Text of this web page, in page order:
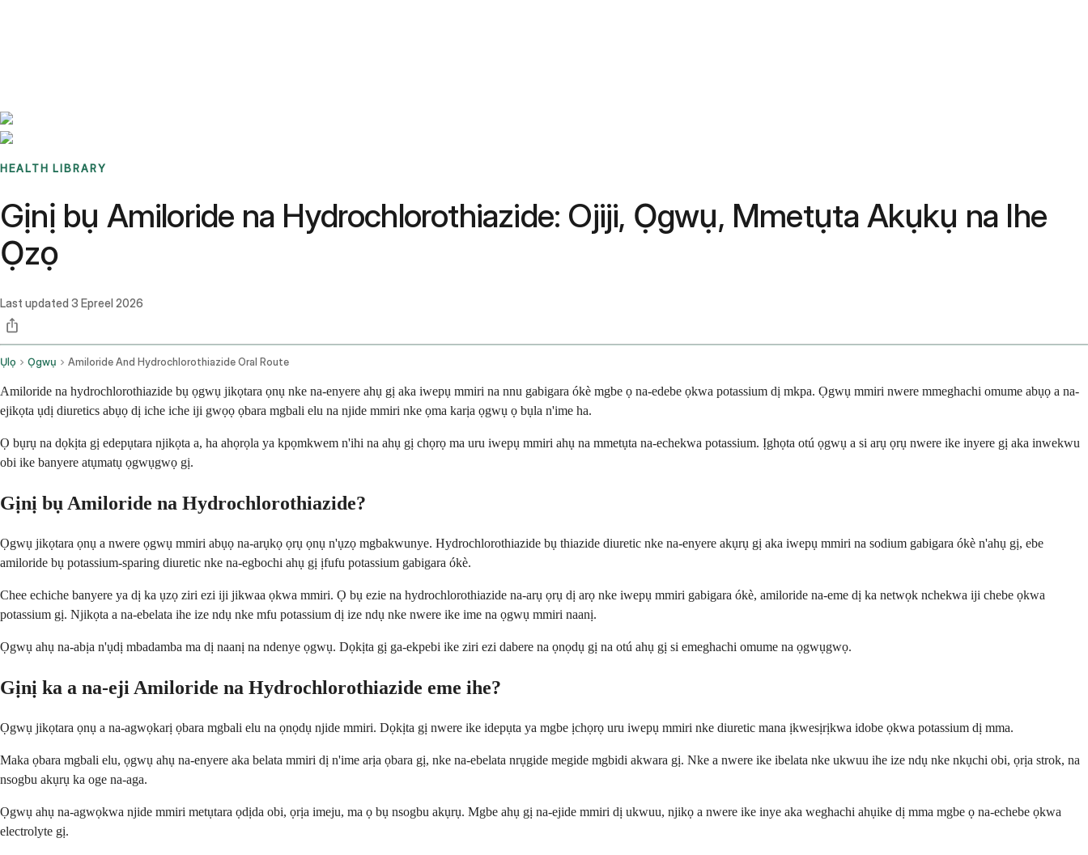
HEALTH LIBRARY
Gịnị bụ Amiloride na Hydrochlorothiazide: Ojiji, Ọgwụ, Mmetụta Akụkụ na Ihe
Ọzọ
Last updated 3 Epreel 2026
Ụlọ Ọgwụ Amiloride And Hydrochlorothiazide Oral Route
Amiloride na hydrochlorothiazide bụ ọgwụ jikọtara ọnụ nke na-enyere ahụ gị aka iwepụ mmiri na nnu gabigara ókè mgbe ọ na-edebe ọkwa potassium dị mkpa. Ọgwụ mmiri nwere mmeghachi omume abụọ a na-
ejikọta ụdị diuretics abụọ dị iche iche iji gwọọ ọbara mgbali elu na njide mmiri nke ọma karịa ọgwụ ọ bụla n'ime ha.
Ọ bụrụ na dọkịta gị edepụtara njikọta a, ha ahọrọla ya kpọmkwem n'ihi na ahụ gị chọrọ ma uru iwepụ mmiri ahụ na mmetụta na-echekwa potassium. Ịghọta otú ọgwụ a si arụ ọrụ nwere ike inyere gị aka inwekwu
obi ike banyere atụmatụ ọgwụgwọ gị.
Gịnị bụ Amiloride na Hydrochlorothiazide?
Ọgwụ jikọtara ọnụ a nwere ọgwụ mmiri abụọ na-arụkọ ọrụ ọnụ n'ụzọ mgbakwunye. Hydrochlorothiazide bụ thiazide diuretic nke na-enyere akụrụ gị aka iwepụ mmiri na sodium gabigara ókè n'ahụ gị, ebe
amiloride bụ potassium-sparing diuretic nke na-egbochi ahụ gị ịfufu potassium gabigara ókè.
Chee echiche banyere ya dị ka ụzọ ziri ezi iji jikwaa ọkwa mmiri. Ọ bụ ezie na hydrochlorothiazide na-arụ ọrụ dị arọ nke iwepụ mmiri gabigara ókè, amiloride na-eme dị ka netwọk nchekwa iji chebe ọkwa
potassium gị. Njikọta a na-ebelata ihe ize ndụ nke mfu potassium dị ize ndụ nke nwere ike ime na ọgwụ mmiri naanị.
Ọgwụ ahụ na-abịa n'ụdị mbadamba ma dị naanị na ndenye ọgwụ. Dọkịta gị ga-ekpebi ike ziri ezi dabere na ọnọdụ gị na otú ahụ gị si emeghachi omume na ọgwụgwọ.
Gịnị ka a na-eji Amiloride na Hydrochlorothiazide eme ihe?
Ọgwụ jikọtara ọnụ a na-agwọkarị ọbara mgbali elu na ọnọdụ njide mmiri. Dọkịta gị nwere ike idepụta ya mgbe ịchọrọ uru iwepụ mmiri nke diuretic mana ịkwesịrịkwa idobe ọkwa potassium dị mma.
Maka ọbara mgbali elu, ọgwụ ahụ na-enyere aka belata mmiri dị n'ime arịa ọbara gị, nke na-ebelata nrụgide megide mgbidi akwara gị. Nke a nwere ike ibelata nke ukwuu ihe ize ndụ nke nkụchi obi, ọrịa strok, na
nsogbu akụrụ ka oge na-aga.
Ọgwụ ahụ na-agwọkwa njide mmiri metụtara ọdịda obi, ọrịa imeju, ma ọ bụ nsogbu akụrụ. Mgbe ahụ gị na-ejide mmiri dị ukwuu, njikọ a nwere ike inye aka weghachi ahụike dị mma mgbe ọ na-echebe ọkwa
electrolyte gị.